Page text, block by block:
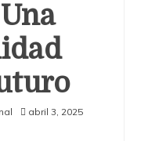
abril 3, 2025